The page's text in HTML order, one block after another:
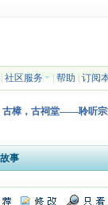
社区服务 帮助 订阅
古樟，古祠堂——聆听
事